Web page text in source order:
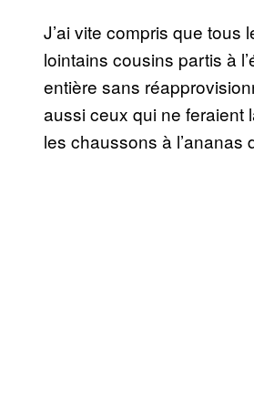
J’ai vite compris que tous
lointains cousins partis à
entière sans
aussi ceux qui ne feraient
les chaussons à l’ananas